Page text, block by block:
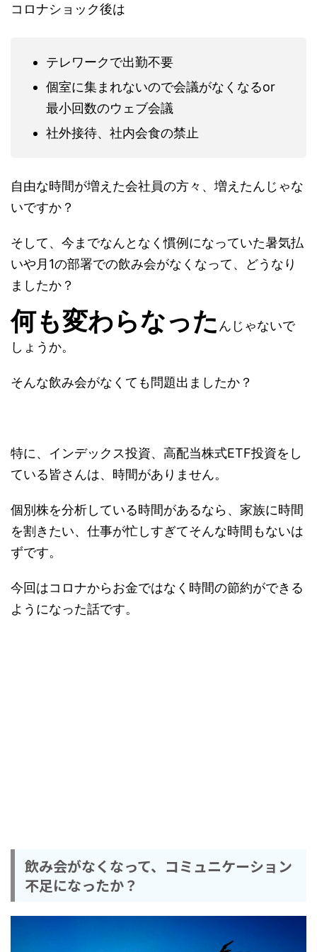
コロナショック後は
テレワークで出勤不要
個室に集まれないので会議がなくなるor
最小回数のウェブ会議
社外接待、社内会食の禁止
自由な時間が増えた会社員の方々、増えたんじゃな
いですか？
そして、今までなんとなく慣例になっていた暑気払
いや月1の部署での飲み会がなくなって、どうなり
ましたか？
何も変わらなった んじゃないで
しょうか。
そんな飲み会がなくても問題出ましたか？
特に、インデックス投資、高配当株式ETF投資をし
ている皆さんは、時間がありません。
個別株を分析している時間があるなら、家族に時間
を割きたい、仕事が忙しすぎてそんな時間もないは
ずです。
今回はコロナからお金ではなく時間の節約ができる
ようになった話です。
飲み会がなくなって、コミュニケーション
不足になったか？